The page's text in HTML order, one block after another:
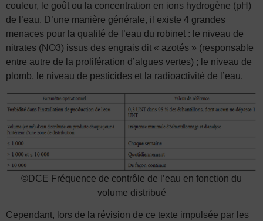
couleur, le goût ou la concentration en ions hydrogène (pH)
de l’eau. D’une manière générale, il existe 4 grandes
menaces pour la qualité de l’eau du robinet : le niveau de
nitrates (NO3) issus des engrais dit « azotés » (responsable
entre autre de la prolifération d’algues vertes) ; le niveau de
plomb, le niveau de pesticides et la radioactivité de l’eau.
©DCE Fréquence de contrôle de l’eau en fonction du
volume distribué
Cependant, lors de la révision de ce texte impulsée par les